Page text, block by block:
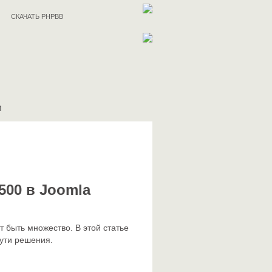
СКАЧАТЬ PHPBB
в Joomla
множество. В этой статье
решения.